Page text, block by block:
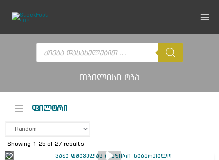
content
Products
search
თბილისი ტბა
ფილტრი
Showing 1–25 of 27 results